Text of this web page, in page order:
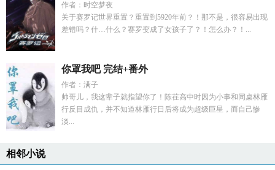
作者：时空梦夜
关于赛罗记世界重置？重置到5920年前？！那不是，很容易出现
差错吗？什…什么？赛罗变成了女孩子了？！怎么办？！...
你罩我吧 完结+番外
作者：满子
帅哥儿，我这辈子就指望你了！陈荏高中时因为小事和同桌林雁
行反目成仇，并不知道林雁行日后将成为超级巨星，而自己惨
淡...
相邻小说